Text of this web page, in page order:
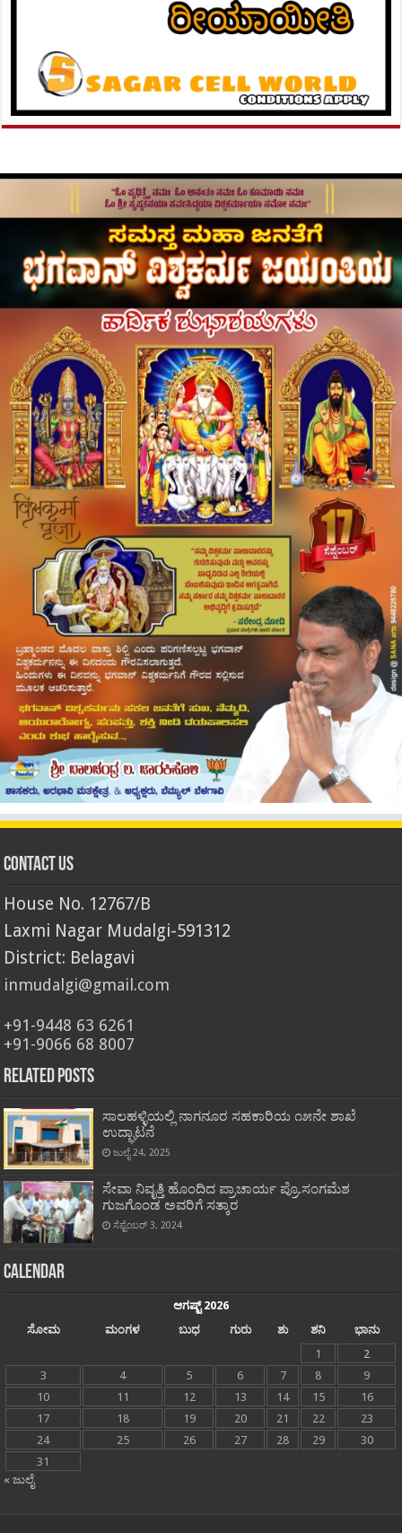
Contact Us
House No. 12767/B
Laxmi Nagar Mudalgi-591312
District: Belagavi
inmudalgi@gmail.com
+91-9448 63 6261
+91-9066 68 8007
Related Posts
ಸಾಲಹಳ್ಳಿಯಲ್ಲಿ ನಾಗನೂರ ಸಹಕಾರಿಯ ೧೫ನೇ ಶಾಖೆ
ಉದ್ಘಾಟನೆ
ಜುಲೈ 24, 2025
ಸೇವಾ ನಿವೃತ್ತಿ ಹೊಂದಿದ ಪ್ರಾಚಾರ್ಯ ಪ್ರೊ.ಸಂಗಮೆಶ
ಗುಜಗೊಂಡ ಅವರಿಗೆ ಸತ್ಕಾರ
ಸೆಪ್ಟೆಂಬರ್ 3, 2024
Calendar
ಆಗಷ್ಟ್ 2026
ಸೋಮ
ಮಂಗಳ ಬುಧ ಗುರು ಶು ಶನಿ
ಭಾನು
1
2
3
4 5 6 7 8
9
10
11 12 13 14 15
16
17
18 19 20 21 22
23
24
25 26 27 28 29
30
31
« ಜುಲೈ